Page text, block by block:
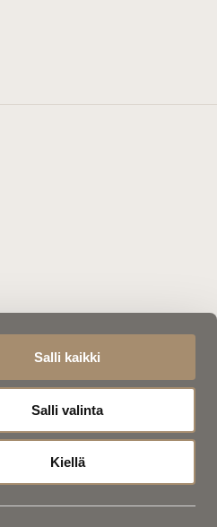
Salli kaikki
Salli valinta
Kiellä